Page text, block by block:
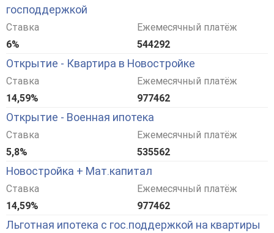
господдержкой
Ставка
6%
Ежемесячный платёж
544292
Открытие - Квартира в Новостройке
Ставка
14,59%
Ежемесячный платёж
977462
Открытие - Военная ипотека
Ставка
5,8%
Ежемесячный платёж
535562
Новостройка + Мат.капитал
Ставка
14,59%
Ежемесячный платёж
977462
Льготная ипотека с гос.поддержкой на квартиры